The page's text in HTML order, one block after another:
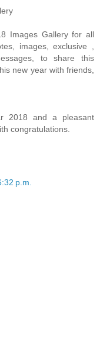
Images Gallery for all
images, exclusive ,
to share this
new year with friends,
2018 and a pleasant
congratulations.
p.m.